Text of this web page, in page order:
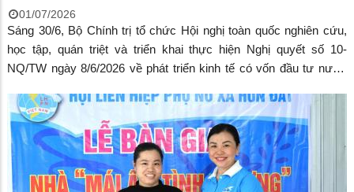
01/07/2026
Sáng 30/6, Bộ Chính trị tổ chức Hội nghị toàn quốc nghiên cứu,
học tập, quán triệt và triển khai thực hiện Nghị quyết số 10-
NQ/TW ngày 8/6/2026 về phát triển kinh tế có vốn đầu tư nước
trên cả nước với khoảng 2,1 triệu đại biểu tham dự.